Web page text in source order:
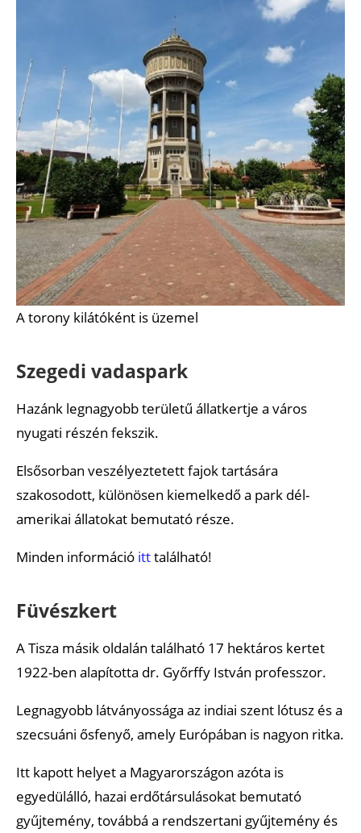
A torony kilátóként is üzemel
Szegedi vadaspark
Hazánk legnagyobb területű állatkertje a város
nyugati részén fekszik.
Elsősorban veszélyeztetett fajok tartására
szakosodott, különösen kiemelkedő a park dél-
amerikai állatokat bemutató része.
Minden információ itttalálható!
Füvészkert
A Tisza másik oldalán található 17 hektáros kertet
1922-ben alapította dr. Győrffy István professzor.
Legnagyobb látványossága az indiai szent lótusz és a
szecsuáni ősfenyő, amely Európában is nagyon ritka.
Itt kapott helyet a Magyarországon azóta is
egyedülálló, hazai erdőtársulásokat bemutató
gyűjtemény, továbbá a rendszertani gyűjtemény és